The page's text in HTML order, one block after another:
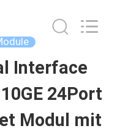
Interface
24Port
Modul mit